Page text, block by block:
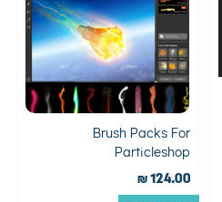
Brush Packs For
Particleshop
₪124.00